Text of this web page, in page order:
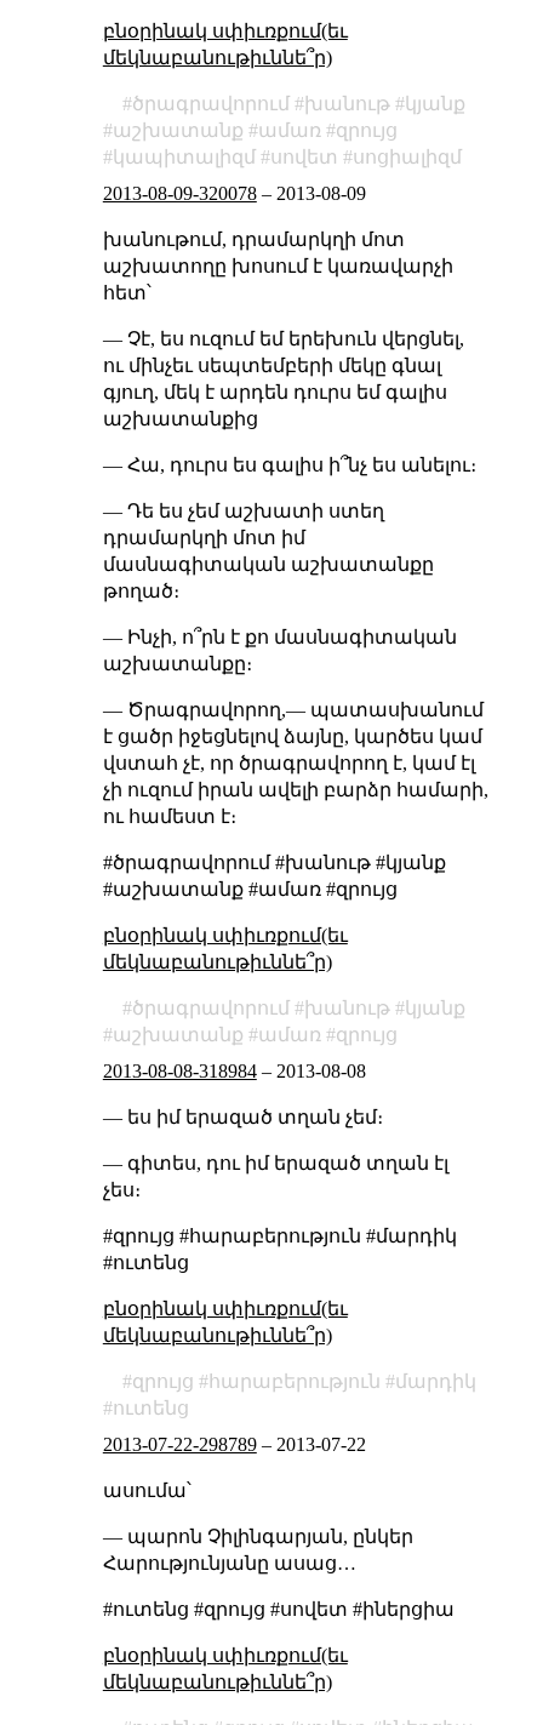
բնօրինակ սփիւռքում(եւ
մեկնաբանութիւննե՞ր)
ծրագրավորում խանութ
կյանք
աշխատանք
ամառ
զրույց
կապիտալիզմ
սովետ
սոցիալիզմ
2013-08-09-320078– 2013-08-09
խանութում, դրամարկղի մոտ
աշխատողը խոսում է կառավարչի
հետ՝
— Չէ, ես ուզում եմ երեխուն վերցնել,
ու մինչեւ սեպտեմբերի մեկը գնալ
գյուղ, մեկ է արդեն դուրս եմ գալիս
աշխատանքից
— Հա, դուրս ես գալիս ի՞նչ ես անելու։
— Դե ես չեմ աշխատի ստեղ
դրամարկղի մոտ իմ
մասնագիտական աշխատանքը
թողած։
— Ինչի, ո՞րն է քո մասնագիտական
աշխատանքը։
— Ծրագրավորող,— պատասխանում
է ցածր իջեցնելով ձայնը, կարծես կամ
վստահ չէ, որ ծրագրավորող է, կամ էլ
չի ուզում իրան ավելի բարձր համարի,
ու համեստ է։
#ծրագրավորում #խանութ #կյանք
#աշխատանք #ամառ #զրույց
բնօրինակ սփիւռքում(եւ
մեկնաբանութիւննե՞ր)
ծրագրավորում խանութ
կյանք
աշխատանք
ամառ
զրույց
2013-08-08-318984– 2013-08-08
— ես իմ երազած տղան չեմ։
— գիտես, դու իմ երազած տղան էլ
չես։
#զրույց #հարաբերություն #մարդիկ
#ուտենց
բնօրինակ սփիւռքում(եւ
մեկնաբանութիւննե՞ր)
զրույց հարաբերություն
մարդիկ
ուտենց
2013-07-22-298789– 2013-07-22
ասումա՝
— պարոն Չիլինգարյան, ընկեր
Հարությունյանը ասաց…
#ուտենց #զրույց #սովետ #իներցիա
բնօրինակ սփիւռքում(եւ
մեկնաբանութիւննե՞ր)